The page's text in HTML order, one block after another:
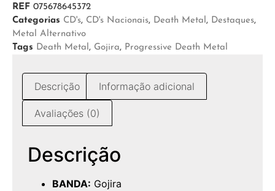
REF 075678645372
Categorias CD's, CD's Nacionais, Death Metal, Destaques,
Metal Alternativo
Tags Death Metal, Gojira, Progressive Death Metal
Descrição Informação adicional
Avaliações (0)
Descrição
BANDA: Gojira